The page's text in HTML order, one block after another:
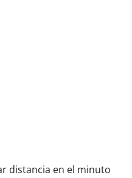
distancia en el minuto